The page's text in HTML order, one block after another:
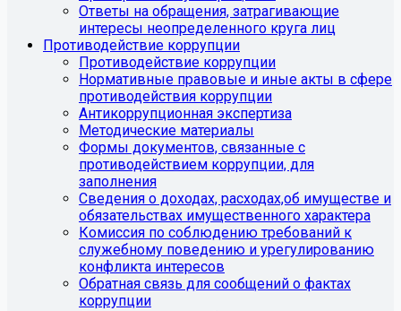
Ответы на обращения, затрагивающие
интересы неопределенного круга лиц
Противодействие коррупции
Противодействие коррупции
Нормативные правовые и иные акты в сфере
противодействия коррупции
Антикоррупционная экспертиза
Методические материалы
Формы документов, связанные с
противодействием коррупции, для
заполнения
Сведения о доходах, расходах,об имуществе и
обязательствах имущественного характера
Комиссия по соблюдению требований к
служебному поведению и урегулированию
конфликта интересов
Обратная связь для сообщений о фактах
коррупции